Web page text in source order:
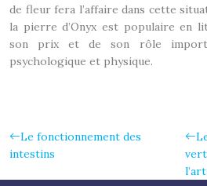
de fleur fera l’affaire dans cette
la pierre d’Onyx est populaire en
son prix et de son rôle
psychologique et physique.
Le fonctionnement des
intestins